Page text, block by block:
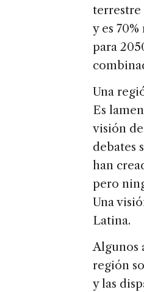
terrestre
y es
para
Una
Es
visión
debates
han
pero
Una
Latina.
Algunos
región
y las